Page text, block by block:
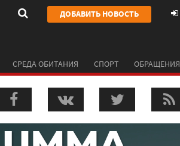
ДОБАВИТЬ НОВОСТЬ
СРЕДА ОБИТАНИЯ СПОРТ ОБРАЩЕНИЯ